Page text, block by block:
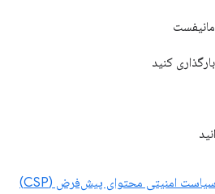
کنید
سیاست امنیتی محتوای پیش‌فرض (CSP)